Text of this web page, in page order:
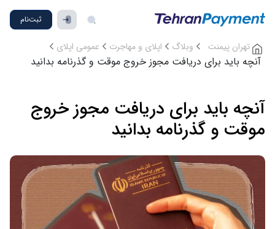
ثبت‌نام
تهران پیمنت وبلاگ اپلای و مهاجرت عمومی اپلای
آنچه باید برای دریافت مجوز خروج موقت و گذرنامه بدانید
آنچه باید برای دریافت مجوز خروج
موقت و گذرنامه بدانید